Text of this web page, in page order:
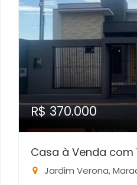
R$ 370.000
Casa à Venda com
Jardim Verona,